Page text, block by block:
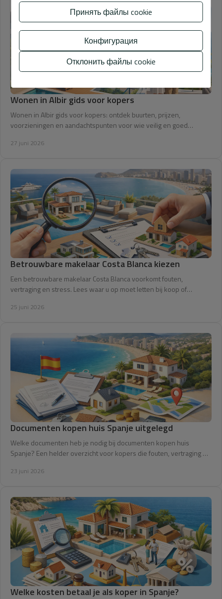
Wonen in Albir gids voor kopers
Wonen in Albir gids voor kopers: ontdek buurten, prijzen,
voorzieningen en aandachtspunten voor wie veilig en goed
27 juni 2026
Betrouwbare makelaar Costa Blanca kiezen
Een betrouwbare makelaar Costa Blanca voorkomt fouten,
vertraging en stress. Lees waar u op moet letten bij koop of
25 juni 2026
Documenten kopen huis Spanje uitgelegd
Welke documenten heb je nodig bij documenten kopen huis
Spanje? Een helder overzicht voor kopers die fouten, vertraging en
23 juni 2026
Welke kosten betaal je als koper in Spanje?
Принять файлы cookie
Конфигурация
Отклонить файлы cookie